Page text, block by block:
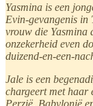
Yasmina is een
Evin-gevangenis in
vrouw die Yasmina
onzekerheid even
duizend-en-een-
Jale is een
chargeert met haar
Perzië, Babylonië